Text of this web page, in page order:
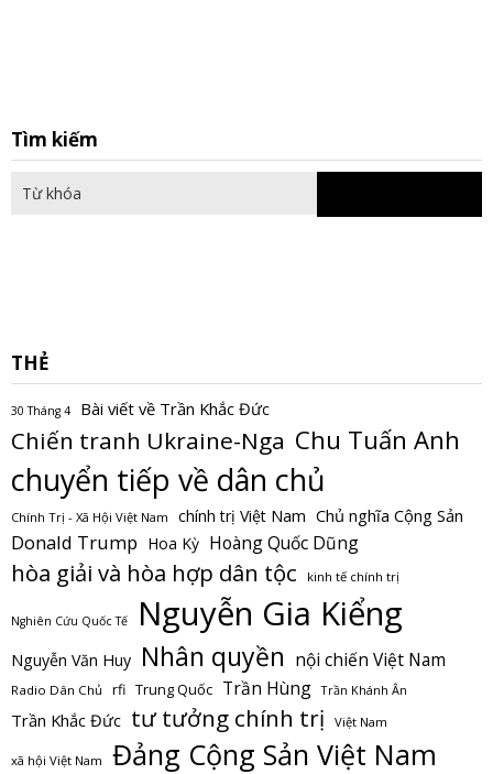
Tìm kiếm
THẺ
30 Tháng 4 Bài viết về Trần Khắc Đức
Chiến tranh Ukraine-Nga Chu Tuấn Anh
chuyển tiếp về dân chủ
Chính Trị - Xã Hội Việt Nam chính trị Việt Nam Chủ nghĩa Cộng Sản
Donald Trump Hoa Kỳ Hoàng Quốc Dũng
hòa giải và hòa hợp dân tộc kinh tế chính trị
Nghiên Cứu Quốc Tế Nguyễn Gia Kiểng
Nguyễn Văn Huy Nhân quyền nội chiến Việt Nam
Radio Dân Chủ rfi Trung Quốc Trần Hùng Trần Khánh Ân
Trần Khắc Đức tư tưởng chính trị Việt Nam
xã hội Việt Nam Đảng Cộng Sản Việt Nam